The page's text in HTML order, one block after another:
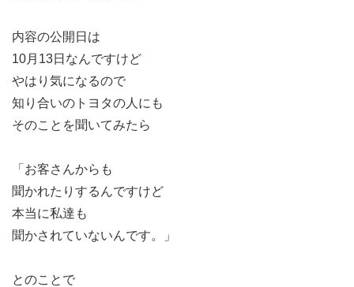
内容の公開日は
10月13日なんですけど
やはり気になるので
知り合いのトヨタの人にも
そのことを聞いてみたら
「お客さんからも
聞かれたりするんですけど
本当に私達も
聞かされていないんです。」
とのことで